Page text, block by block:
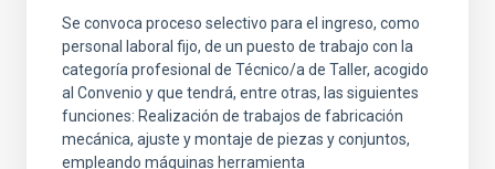
Se convoca proceso selectivo para el ingreso, como
personal laboral fijo, de un puesto de trabajo con la
categoría profesional de Técnico/a de Taller, acogido
al Convenio y que tendrá, entre otras, las siguientes
funciones: Realización de trabajos de fabricación
mecánica, ajuste y montaje de piezas y conjuntos,
empleando máquinas herramienta